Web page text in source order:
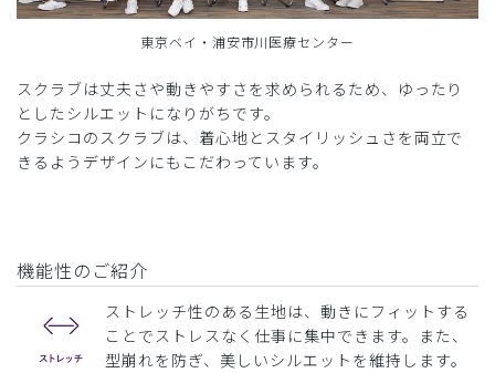
東京ベイ・浦安市川医療センター
スクラブは丈夫さや動きやすさを求められるため、ゆったり
としたシルエットになりがちです。
クラシコのスクラブは、着心地とスタイリッシュさを両立で
きるようデザインにもこだわっています。
機能性のご紹介
ストレッチ性のある生地は、動きにフィットする
ことでストレスなく仕事に集中できます。また、
型崩れを防ぎ、美しいシルエットを維持します。